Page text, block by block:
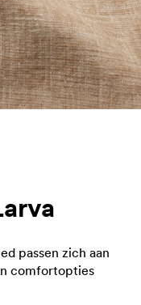
passen zich aan
comfortopties